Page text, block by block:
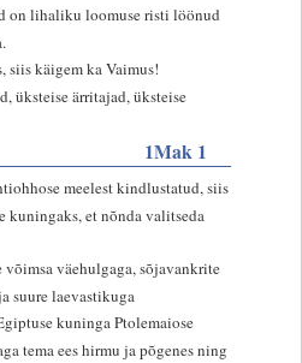
on lihaliku loomuse risti löönud
siis käigem ka Vaimus!
üksteise ärritajad, üksteise
1Mak 1
meelest kindlustatud, siis
kuningaks, et nõnda valitseda
võimsa väehulgaga, sõjavankrite
suure laevastikuga
kuninga Ptolemaiose
tema ees hirmu ja põgenes ning